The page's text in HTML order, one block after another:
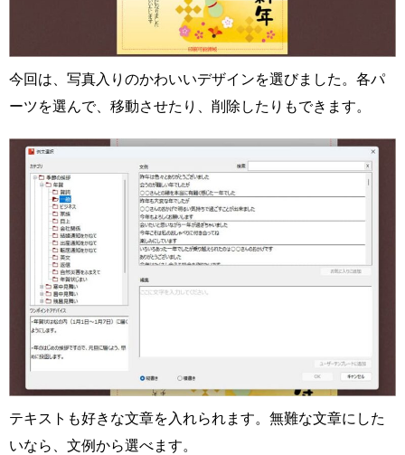
今回は、写真入りのかわいいデザインを選びました。各パ
ーツを選んで、移動させたり、削除したりもできます。
テキストも好きな文章を入れられます。無難な文章にした
いなら、文例から選べます。